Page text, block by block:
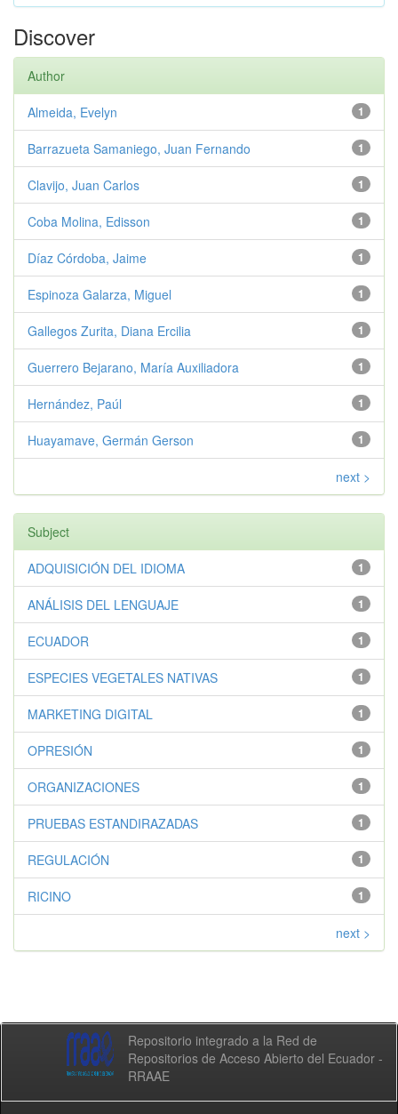
Discover
Author
1
Almeida, Evelyn
1
Barrazueta Samaniego, Juan Fernando
1
Clavijo, Juan Carlos
1
Coba Molina, Edisson
1
Díaz Córdoba, Jaime
1
Espinoza Galarza, Miguel
1
Gallegos Zurita, Diana Ercilia
1
Guerrero Bejarano, María Auxiliadora
1
Hernández, Paúl
1
Huayamave, Germán Gerson
next >
Subject
1
ADQUISICIÓN DEL IDIOMA
1
ANÁLISIS DEL LENGUAJE
1
ECUADOR
1
ESPECIES VEGETALES NATIVAS
1
MARKETING DIGITAL
1
OPRESIÓN
1
ORGANIZACIONES
1
PRUEBAS ESTANDIRAZADAS
1
REGULACIÓN
1
RICINO
next >
Repositorio integrado a la Red de
Repositorios de Acceso Abierto del Ecuador -
RRAAE